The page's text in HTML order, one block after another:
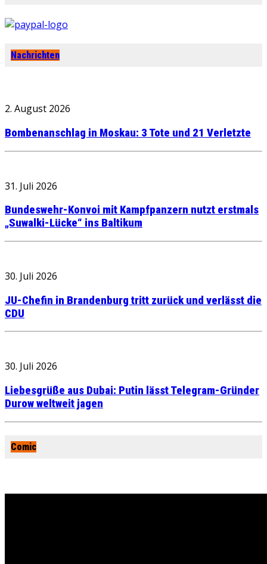
Nachrichten
2. August 2026
Bombenanschlag in Moskau: 3 Tote und 21 Verletzte
31. Juli 2026
Bundeswehr-Konvoi mit Kampfpanzern nutzt erstmals
„Suwalki-Lücke“ ins Baltikum
30. Juli 2026
JU-Chefin in Brandenburg tritt zurück und verlässt die
CDU
30. Juli 2026
Liebesgrüße aus Dubai: Putin lässt Telegram-Gründer
Durow weltweit jagen
Comic